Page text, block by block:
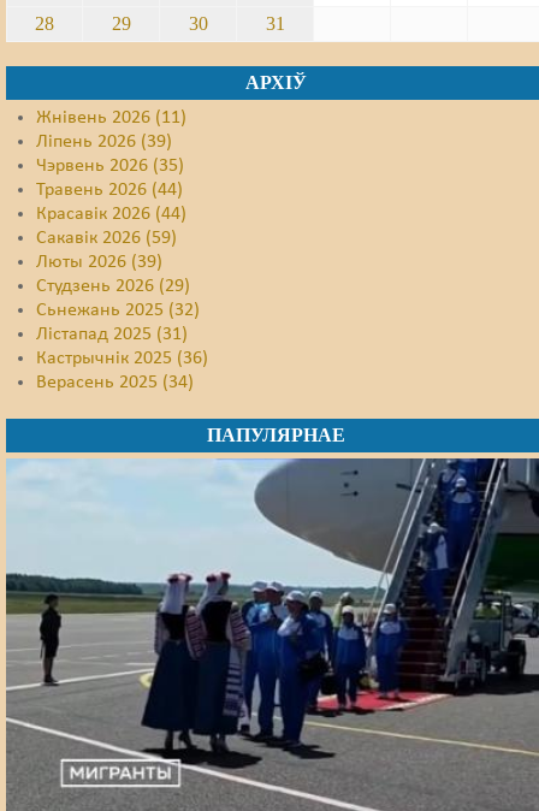
28
29 30 31
АРХІЎ
Жнівень 2026 (11)
Ліпень 2026 (39)
Чэрвень 2026 (35)
Травень 2026 (44)
Красавік 2026 (44)
Сакавік 2026 (59)
Люты 2026 (39)
Студзень 2026 (29)
Сьнежань 2025 (32)
Лістапад 2025 (31)
Кастрычнік 2025 (36)
Верасень 2025 (34)
ПАПУЛЯРНАЕ
Правы працоўных
Сацыяльныя правы